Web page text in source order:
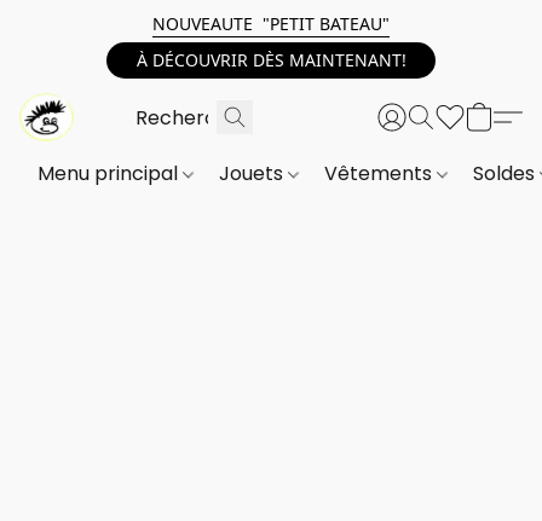
NOUVEAUTE "PETIT BATEAU"
À DÉCOUVRIR DÈS MAINTENANT!
Menu principal Jouets Vêtements Soldes